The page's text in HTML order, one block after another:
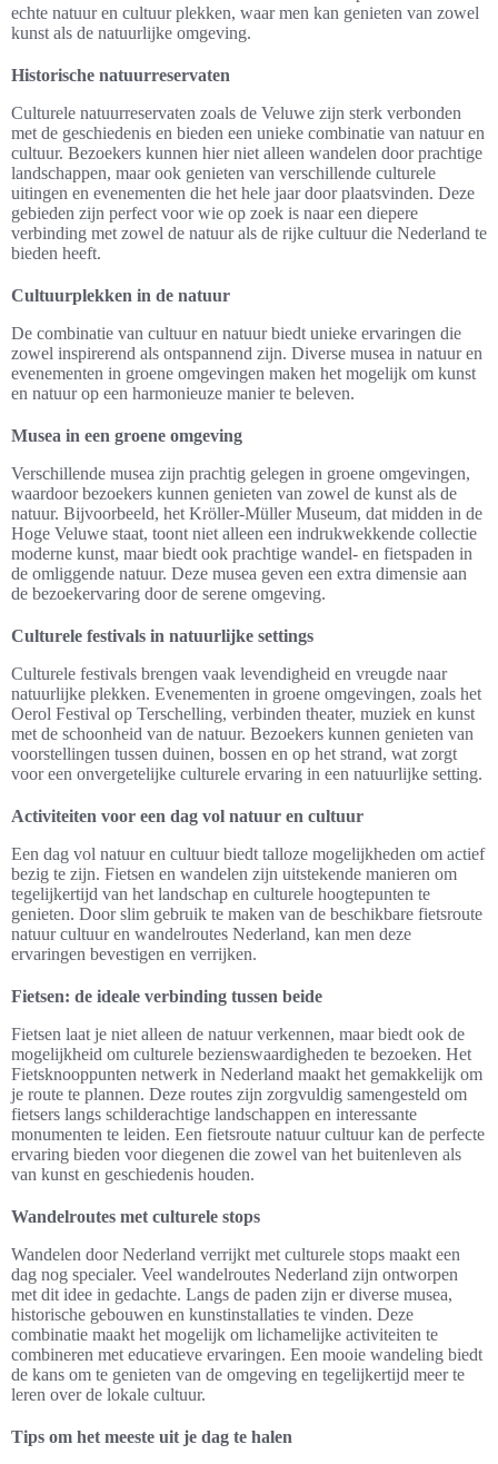
echte natuur en cultuur plekken, waar men kan genieten van zowel
kunst als de natuurlijke omgeving.
Historische natuurreservaten
Culturele natuurreservaten zoals de Veluwe zijn sterk verbonden
met de geschiedenis en bieden een unieke combinatie van natuur en
cultuur. Bezoekers kunnen hier niet alleen wandelen door prachtige
landschappen, maar ook genieten van verschillende culturele
uitingen en evenementen die het hele jaar door plaatsvinden. Deze
gebieden zijn perfect voor wie op zoek is naar een diepere
verbinding met zowel de natuur als de rijke cultuur die Nederland te
bieden heeft.
Cultuurplekken in de natuur
De combinatie van cultuur en natuur biedt unieke ervaringen die
zowel inspirerend als ontspannend zijn. Diverse musea in natuur en
evenementen in groene omgevingen maken het mogelijk om kunst
en natuur op een harmonieuze manier te beleven.
Musea in een groene omgeving
Verschillende musea zijn prachtig gelegen in groene omgevingen,
waardoor bezoekers kunnen genieten van zowel de kunst als de
natuur. Bijvoorbeeld, het Kröller-Müller Museum, dat midden in de
Hoge Veluwe staat, toont niet alleen een indrukwekkende collectie
moderne kunst, maar biedt ook prachtige wandel- en fietspaden in
de omliggende natuur. Deze musea geven een extra dimensie aan
de bezoekervaring door de serene omgeving.
Culturele festivals in natuurlijke settings
Culturele festivals brengen vaak levendigheid en vreugde naar
natuurlijke plekken. Evenementen in groene omgevingen, zoals het
Oerol Festival op Terschelling, verbinden theater, muziek en kunst
met de schoonheid van de natuur. Bezoekers kunnen genieten van
voorstellingen tussen duinen, bossen en op het strand, wat zorgt
voor een onvergetelijke culturele ervaring in een natuurlijke setting.
Activiteiten voor een dag vol natuur en cultuur
Een dag vol natuur en cultuur biedt talloze mogelijkheden om actief
bezig te zijn. Fietsen en wandelen zijn uitstekende manieren om
tegelijkertijd van het landschap en culturele hoogtepunten te
genieten. Door slim gebruik te maken van de beschikbare fietsroute
natuur cultuur en wandelroutes Nederland, kan men deze
ervaringen bevestigen en verrijken.
Fietsen: de ideale verbinding tussen beide
Fietsen laat je niet alleen de natuur verkennen, maar biedt ook de
mogelijkheid om culturele bezienswaardigheden te bezoeken. Het
Fietsknooppunten netwerk in Nederland maakt het gemakkelijk om
je route te plannen. Deze routes zijn zorgvuldig samengesteld om
fietsers langs schilderachtige landschappen en interessante
monumenten te leiden. Een fietsroute natuur cultuur kan de perfecte
ervaring bieden voor diegenen die zowel van het buitenleven als
van kunst en geschiedenis houden.
Wandelroutes met culturele stops
Wandelen door Nederland verrijkt met culturele stops maakt een
dag nog specialer. Veel wandelroutes Nederland zijn ontworpen
met dit idee in gedachte. Langs de paden zijn er diverse musea,
historische gebouwen en kunstinstallaties te vinden. Deze
combinatie maakt het mogelijk om lichamelijke activiteiten te
combineren met educatieve ervaringen. Een mooie wandeling biedt
de kans om te genieten van de omgeving en tegelijkertijd meer te
leren over de lokale cultuur.
Tips om het meeste uit je dag te halen